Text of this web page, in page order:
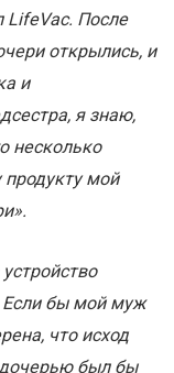
LifeVac. После
открылись, и
и
я знаю,
несколько
мой
Если бы мой муж
что исход
дочерью был бы